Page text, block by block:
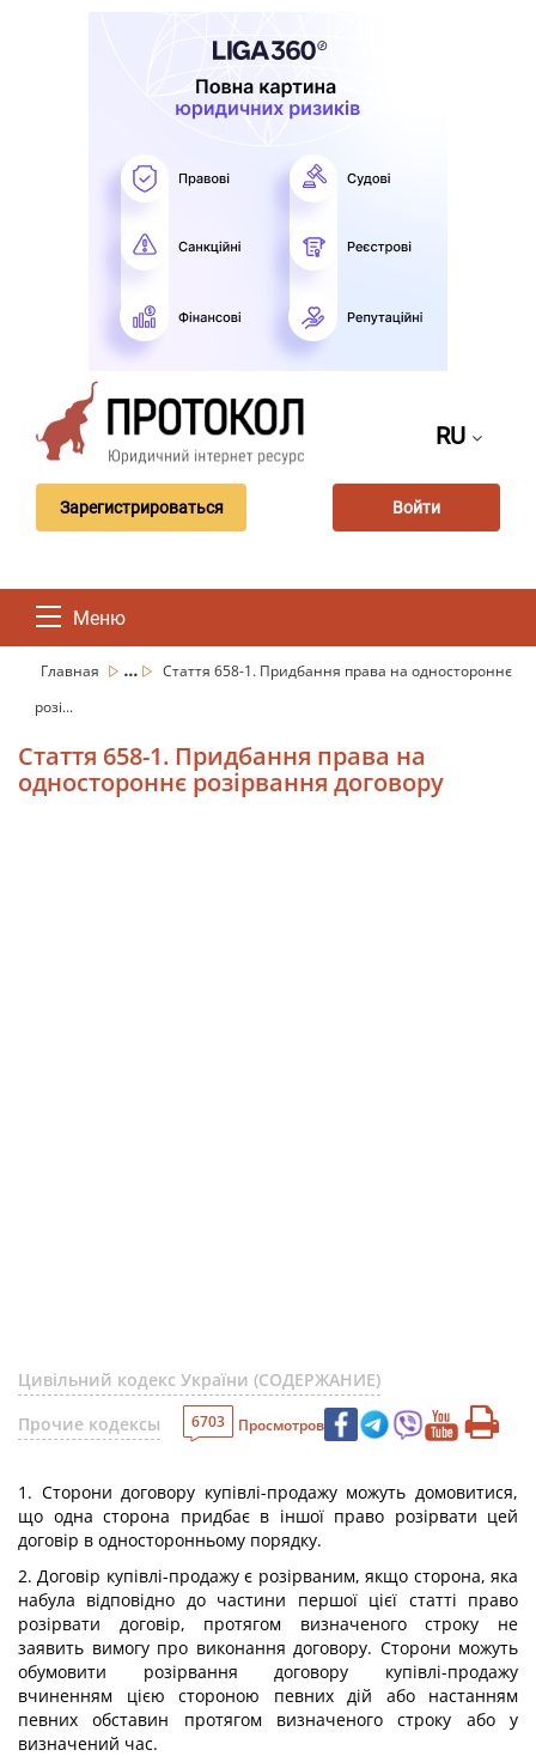
RU
Зарегистрироваться Войти
Меню
Главная ...
Стаття 658-1. Придбання права на одностороннє
розі...
Стаття 658-1. Придбання права на
одностороннє розірвання договору
Цивільний кодекс України (СОДЕРЖАНИЕ)
Прочие кодексы
6703 Просмотров
1. Сторони договору купівлі-продажу можуть домовитися,
що одна сторона придбає в іншої право розірвати цей
договір в односторонньому порядку.
2. Договір купівлі-продажу є розірваним, якщо сторона, яка
набула відповідно до частини першої цієї статті право
розірвати договір, протягом визначеного строку не
заявить вимогу про виконання договору. Сторони можуть
обумовити розірвання договору купівлі-продажу
вчиненням цією стороною певних дій або настанням
певних обставин протягом визначеного строку або у
визначений час.